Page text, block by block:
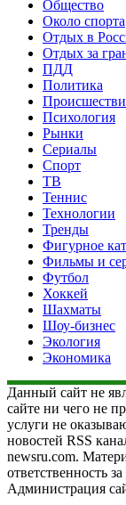
Общество
Около спорта
Отдых в
Отдых за
ПДД
Политика
Психология
Рынки
Сериалы
Спорт
ТВ
Теннис
Технологии
Тренды
Фигурное
Фильмы и
Футбол
Хоккей
Шахматы
Шоу-бизнес
Экология
Экономика
Данный сайт не
сайте ни чего не
услуги не
новостей RSS
newsru.com.
ответственность
Администрация